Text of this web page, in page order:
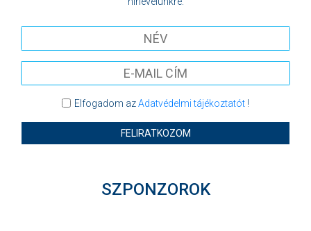
Elfogadom azAdatvédelmi tájékoztatót!
FELIRATKOZOM
SZPONZOROK